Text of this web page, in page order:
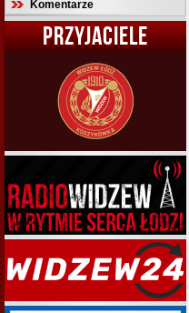
Komentarze
PRZYJACIELE